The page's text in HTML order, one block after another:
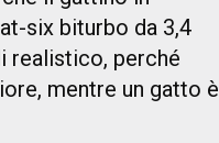
six biturbo da 3,4
realistico, perché
mentre un gatto è